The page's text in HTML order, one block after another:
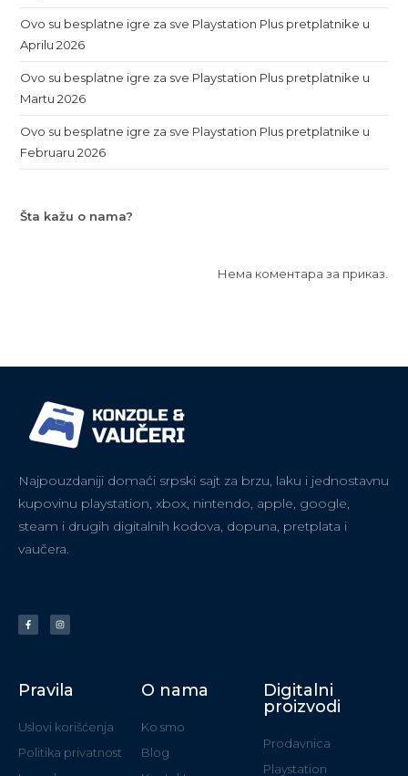
Ovo su besplatne igre za sve Playstation Plus pretplatnike u
Aprilu 2026
Ovo su besplatne igre za sve Playstation Plus pretplatnike u
Martu 2026
Ovo su besplatne igre za sve Playstation Plus pretplatnike u
Februaru 2026
Šta kažu o nama?
Нема коментара за приказ.
Najpouzdaniji domaći srpski sajt za brzu, laku i jednostavnu
kupovinu playstation, xbox, nintendo, apple, google,
steam i drugih digitalnih kodova, dopuna, pretplata i
vaučera.
Pravila
Uslovi korišćenja
Politika privatnost
O nama
Ko smo
Blog
Digitalni
proizvodi
Prodavnica
Playstation